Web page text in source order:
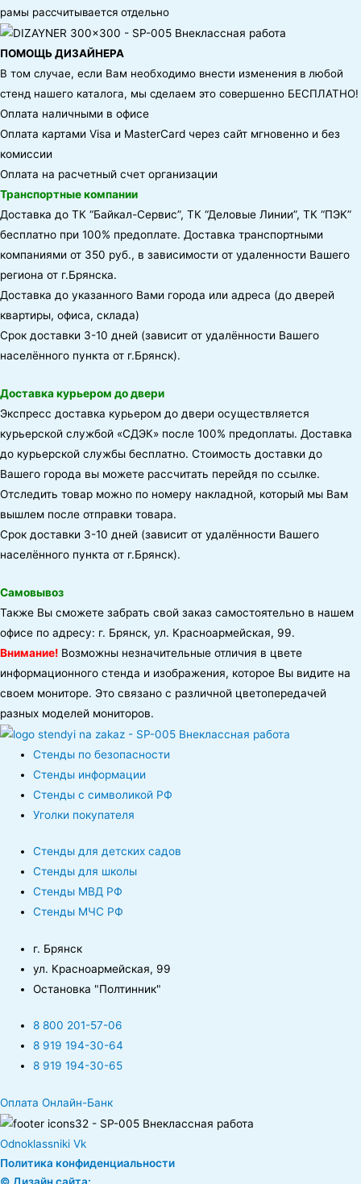
рамы рассчитывается отдельно
ПОМОЩЬ ДИЗАЙНЕРА
В том случае, если Вам необходимо внести изменения в любой
стенд нашего каталога, мы сделаем это совершенно БЕСПЛАТНО!
Оплата наличными в офисе
Оплата картами Visa и MasterCard через сайт мгновенно и без
комиссии
Оплата на расчетный счет организации
Транспортные компании
Доставка до ТК “Байкал-Сервис”, ТК “Деловые Линии”, ТК “ПЭК”
бесплатно при 100% предоплате. Доставка транспортными
компаниями от 350 руб., в зависимости от удаленности Вашего
региона от г.Брянска.
Доставка до указанного Вами города или адреса (до дверей
квартиры, офиса, склада)
Срок доставки 3-10 дней (зависит от удалённости Вашего
населённого пункта от г.Брянск).
Доставка курьером до двери
Экспресс доставка курьером до двери осуществляется
курьерской службой «СДЭК» после 100% предоплаты. Доставка
до курьерской службы бесплатно. Стоимость доставки до
Вашего города вы можете рассчитать перейдя по ссылке.
Отследить товар можно по номеру накладной, который мы Вам
вышлем после отправки товара.
Срок доставки 3-10 дней (зависит от удалённости Вашего
населённого пункта от г.Брянск).
Самовывоз
Также Вы сможете забрать свой заказ самостоятельно в нашем
офисе по адресу: г. Брянск, ул. Красноармейская, 99.
Внимание! Возможны незначительные отличия в цвете
информационного стенда и изображения, которое Вы видите на
своем мониторе. Это связано с различной цветопередачей
разных моделей мониторов.
Стенды по безопасности
Стенды информации
Стенды с символикой РФ
Уголки покупателя
Стенды для детских садов
Стенды для школы
Стенды МВД РФ
Стенды МЧС РФ
г. Брянск
ул. Красноармейская, 99
Остановка "Полтинник"
8 800 201-57-06
8 919 194-30-64
8 919 194-30-65
Оплата Онлайн-Банк
Odnoklassniki Vk
Политика конфиденциальности
© Дизайн сайта: